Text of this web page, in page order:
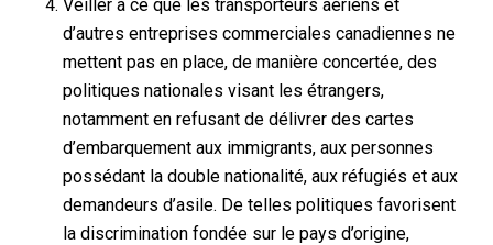
Veiller à ce que les transporteurs aériens et
d’autres entreprises commerciales canadiennes ne
mettent pas en place, de manière concertée, des
politiques nationales visant les étrangers,
notamment en refusant de délivrer des cartes
d’embarquement aux immigrants, aux personnes
possédant la double nationalité, aux réfugiés et aux
demandeurs d’asile. De telles politiques favorisent
la discrimination fondée sur le pays d’origine,